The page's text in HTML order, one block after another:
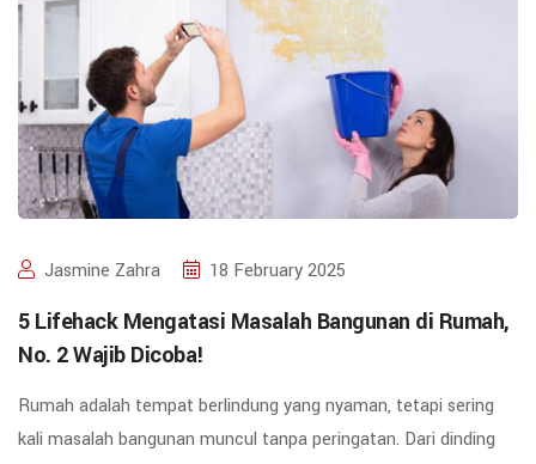
Jasmine Zahra 18 February 2025
5 Lifehack Mengatasi Masalah Bangunan di Rumah,
No. 2 Wajib Dicoba!
Rumah adalah tempat berlindung yang nyaman, tetapi sering
kali masalah bangunan muncul tanpa peringatan. Dari dinding